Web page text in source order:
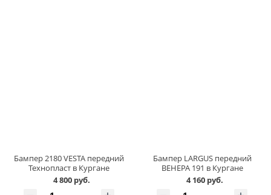
Бампер 2180 VESTA передний
Технопласт в Кургане
4 800 руб.
Бампер LARGUS передний
ВЕНЕРА 191 в Кургане
4 160 руб.